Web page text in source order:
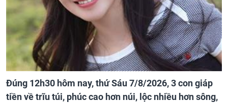
Đúng 12h30 hôm nay, thứ Sáu 7/8/2026, 3 con giáp
tiền về trĩu túi, phúc cao hơn núi, lộc nhiều hơn sông,